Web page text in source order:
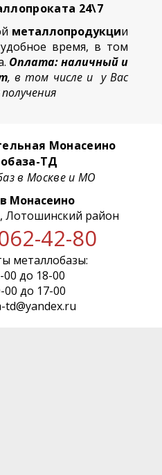
24\7
металлопродукции
время, в том
Оплата: наличный и
, в том числе и у Вас
Монасеино
ТД
в Москве и МО
Монасеино
Лотошинский район
42-80
металлобазы:
до 18-00
00 до 17-00